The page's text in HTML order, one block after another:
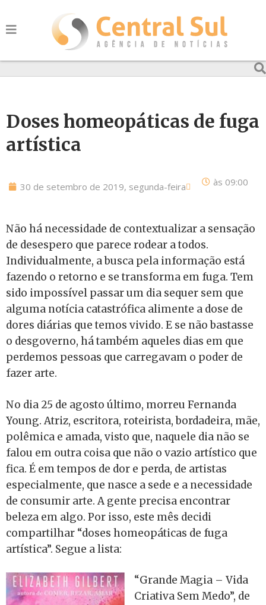
Doses homeopáticas de fuga
artística
30 de setembro de 2019, segunda-feira às 09:00
Não há necessidade de contextualizar a sensação
de desespero que parece rodear a todos.
Individualmente, a busca pela informação está
fazendo o retorno e se transforma em fuga. Tem
sido impossível passar um dia sequer sem que
alguma notícia catastrófica alimente a dose de
dores diárias que temos vivido. E se não bastasse
o desgoverno, há também aqueles dias em que
perdemos pessoas que carregavam o poder de
fazer arte.
No dia 25 de agosto último, morreu Fernanda
Young. Atriz, escritora, roteirista, bordadeira, mãe,
polêmica e amada, visto que, naquele dia não se
falou em outra coisa que não o vazio artístico que
fica. É em tempos de dor e perda, de artistas
especialmente, que nasce a sede e a necessidade
de consumir arte. A gente precisa encontrar
beleza em algo. Por isso, este mês decidi
compartilhar “doses homeopáticas de fuga
artística”. Segue a lista:
“Grande Magia – Vida
Criativa Sem Medo”, de